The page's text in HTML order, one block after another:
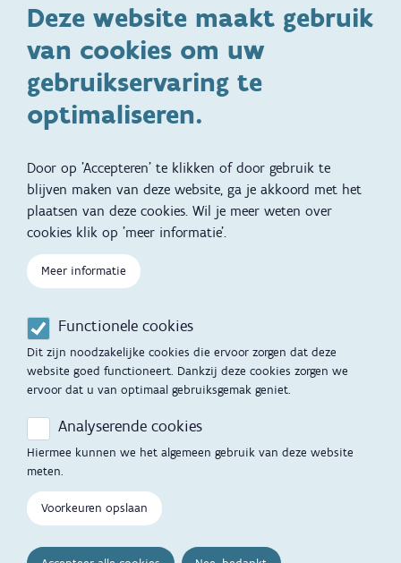
Deze website maakt gebruik
van cookies om uw
gebruikservaring te
optimaliseren.
Door op 'Accepteren' te klikken of door gebruik te
blijven maken van deze website, ga je akkoord met het
plaatsen van deze cookies. Wil je meer weten over
cookies klik op 'meer informatie'.
Meer informatie
Functionele cookies
Dit zijn noodzakelijke cookies die ervoor zorgen dat deze
website goed functioneert. Dankzij deze cookies zorgen we
ervoor dat u van optimaal gebruiksgemak geniet.
Analyserende cookies
Hiermee kunnen we het algemeen gebruik van deze website
meten.
Voorkeuren opslaan
Ontwikkeling en gedrag
Specifieke
ondersteuningsbehoefte
Zwangerschap en geboorte
Slapen
Gezinsleven
Adoptie
Kinderwens
Voet
Kind en Gezin diensten
Aanbod tijdens de
zwangerschap
Opvoedingsondersteuning
Kinderopvang
Hulp en contact
Contactfomulier
Opgroeipunt
Vertalingen
Mijn Opgroeien